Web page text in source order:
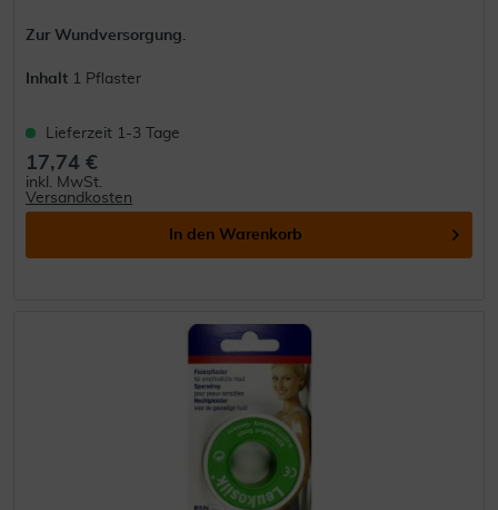
Zur Wundversorgung.
Inhalt 1 Pflaster
Lieferzeit 1-3 Tage
17,74 €
inkl. MwSt.
Versandkosten
In den Warenkorb